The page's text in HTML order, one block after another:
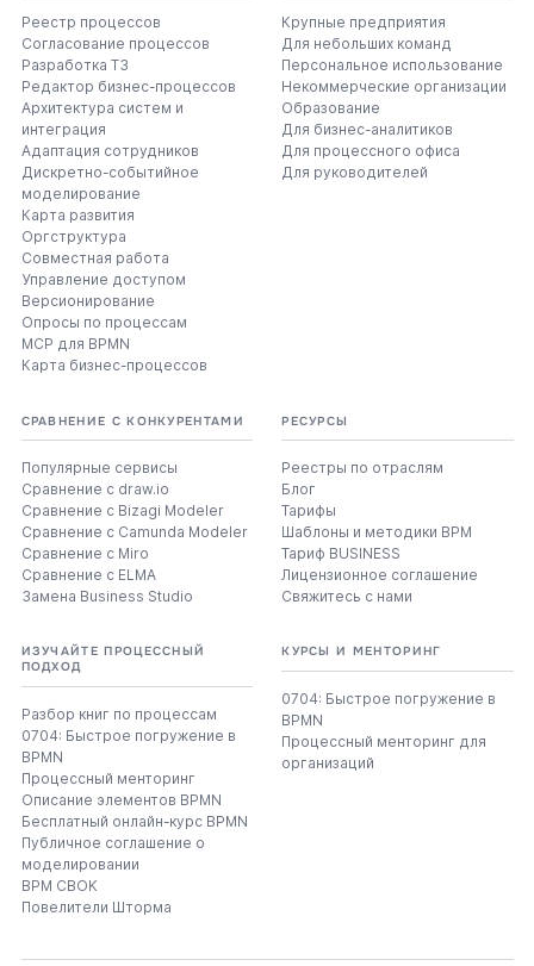
Реестр процессов
Согласование процессов
Разработка ТЗ
Редактор бизнес-процессов
Архитектура систем и
интеграция
Адаптация сотрудников
Дискретно-событийное
моделирование
Карта развития
Оргструктура
Совместная работа
Управление доступом
Версионирование
Опросы по процессам
MCP для BPMN
Карта бизнес-процессов
Крупные предприятия
Для небольших команд
Персональное использование
Некоммерческие организации
Образование
Для бизнес-аналитиков
Для процессного офиса
Для руководителей
СРАВНЕНИЕ С КОНКУРЕНТАМИ
Популярные сервисы
Сравнение с draw.io
Сравнение с Bizagi Modeler
Сравнение с Camunda Modeler
Сравнение с Miro
Сравнение с ELMA
Замена Business Studio
РЕСУРСЫ
Реестры по отраслям
Блог
Тарифы
Шаблоны и методики BPM
Тариф BUSINESS
Лицензионное соглашение
Свяжитесь с нами
ИЗУЧАЙТЕ ПРОЦЕССНЫЙ
ПОДХОД
Разбор книг по процессам
0704: Быстрое погружение в
BPMN
Процессный менторинг
Описание элементов BPMN
Бесплатный онлайн-курс BPMN
Публичное соглашение о
моделировании
BPM CBOK
Повелители Шторма
КУРСЫ И МЕНТОРИНГ
0704: Быстрое погружение в
BPMN
Процессный менторинг для
организаций